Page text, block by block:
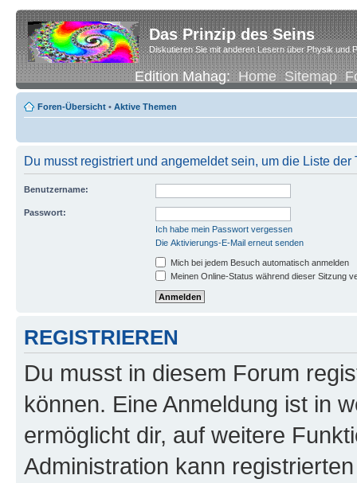
Das Prinzip des Seins
Diskutieren Sie mit anderen Lesern über Physik und
Edition Mahag:Home Sitemap
Foren-Übersicht • Aktive Themen
Du musst registriert und angemeldet sein, um die Liste
Benutzername:
Passwort:
Ich habe mein Passwort vergessen
Die Aktivierungs-E-Mail erneut senden
Mich bei jedem Besuch automatisch anmelden
Meinen Online-Status während dieser Sitzung
REGISTRIEREN
Du musst in diesem Forum
können. Eine Anmeldung ist in
ermöglicht dir, auf weitere
Administration kann